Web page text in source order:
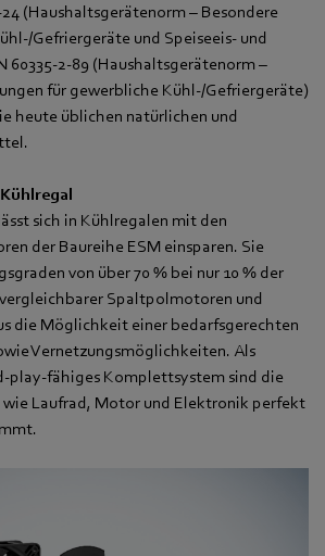
(Haushaltsgerätenorm – Besondere
Gefriergeräte und Speiseeis- und
60335-2-89 (Haushaltsgerätenorm –
für gewerbliche Kühl-/Gefriergeräte)
heute üblichen natürlichen und
sich in Kühlregalen mit den
der Baureihe ESM einsparen. Sie
von über 70 % bei nur 10 % der
Spaltpolmotoren und
die Möglichkeit einer bedarfsgerechten
Vernetzungsmöglichkeiten. Als
play-fähiges Komplettsystem sind die
Laufrad, Motor und Elektronik perfekt